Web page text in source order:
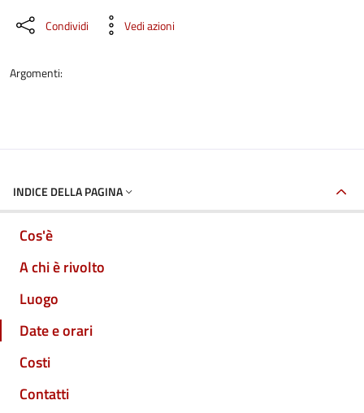
Condividi Vedi azioni
Argomenti:
INDICE DELLA PAGINA
Cos'è
A chi è rivolto
Luogo
Date e orari
Costi
Contatti